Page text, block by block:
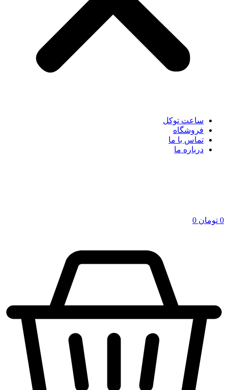
ساعت توکل
فروشگاه
تماس با ما
درباره ما
0 تومان 0